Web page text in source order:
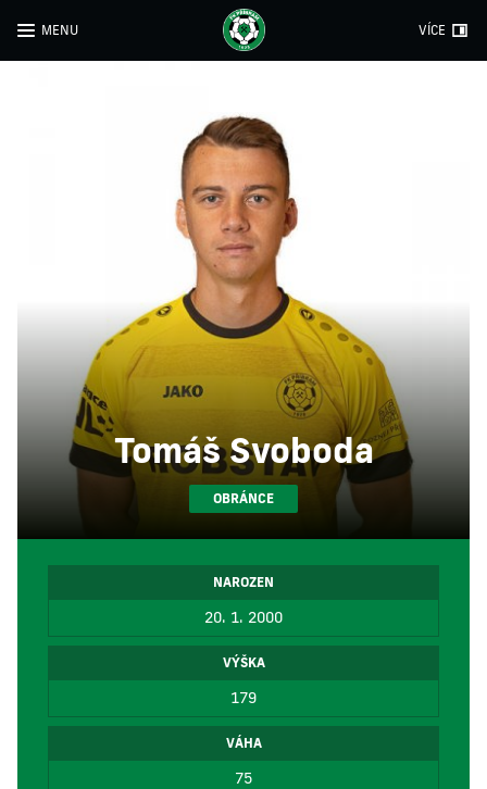
MENU VÍCE
Tomáš Svoboda
OBRÁNCE
NAROZEN
20. 1. 2000
VÝŠKA
179
VÁHA
75